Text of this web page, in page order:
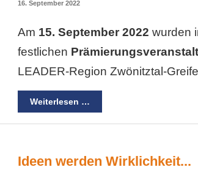
16. September 2022
Am 15. September 2022 wurden
festlichen
LEADER-Region Zwönitztal-
Weiterlesen …
Ideen werden Wirklichkeit...